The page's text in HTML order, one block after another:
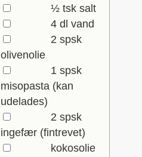
½ tsk salt
4 dl vand
2 spsk
olivenolie
1 spsk
misopasta (kan
udelades)
2 spsk
ingefær (fintrevet)
kokosolie